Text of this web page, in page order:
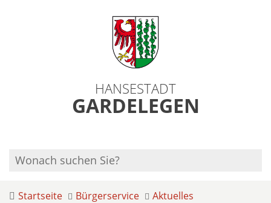
HANSESTADT
GARDELEGEN
Startseite Bürgerservice Aktuelles